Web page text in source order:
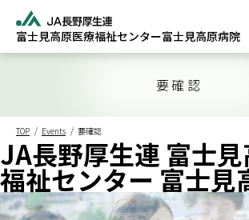
富士見高原医療福祉センター富士見高原病院
センターについて
富士見高原病院
診療所・介護福祉
新着情報
要確認
TOP Events 要確認
JA長野厚生連 富士
福祉センター 富士見